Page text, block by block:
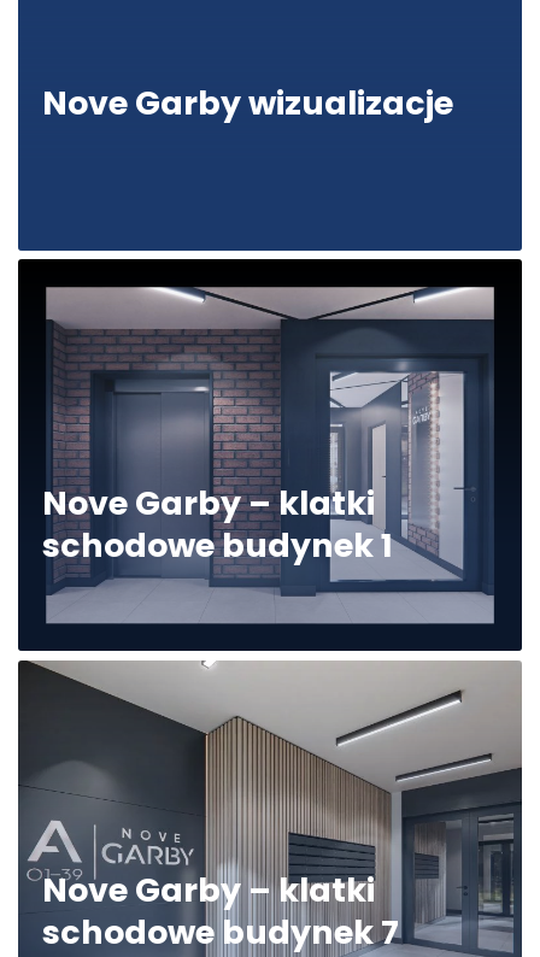
Nove Garby etap II – wizualizacje
Nove Garby wizualizacje
Nove Garby wizualizacje
Nove Garby – klatki
schodowe budynek 1
Nove Garby – klatki schodowe
budynek 1
Nove Garby – klatki
schodowe budynek 7